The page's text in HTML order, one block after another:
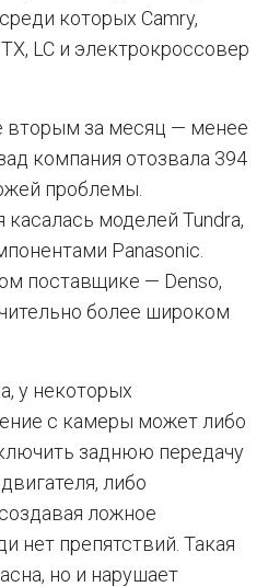
которых Camry,
LC и электрокроссовер
вторым за месяц — менее
компания отозвала 394
проблемы.
моделей Tundra,
Panasonic.
поставщике — Denso,
более широком
у некоторых
с камеры может либо
заднюю передачу
либо
ложное
нет препятствий. Такая
но и нарушает